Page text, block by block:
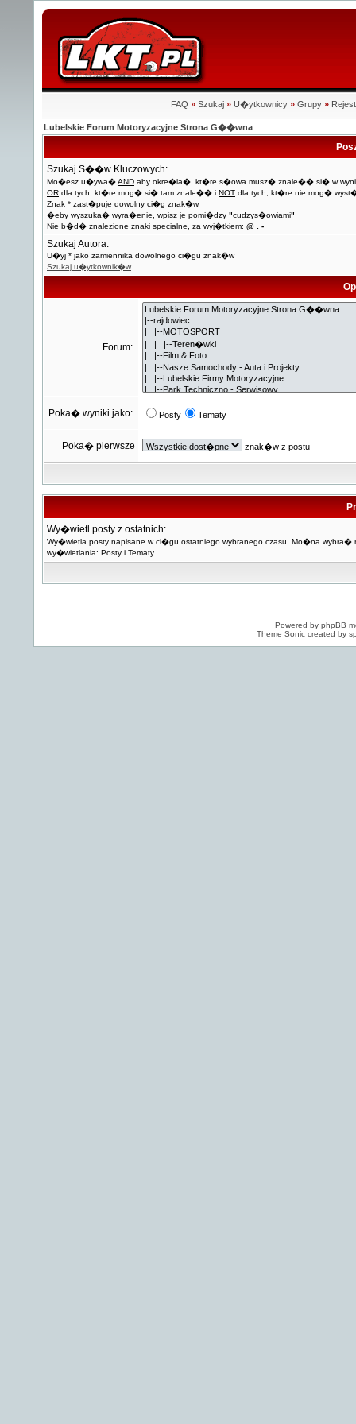
FAQ » Szukaj » U�ytkownicy » Grupy »
Lubelskie Forum Motoryzacyjne Strona G��wna
Szukaj S��w Kluczowych:
Mo�esz u�ywa�AND aby okre�la�, kt�re s�owa musz� znale�� si� w
OR dla tych, kt�re mog� si� tam znale�� i NOT dla tych, kt�re nie mog�
Znak * zast�puje dowolny ci�g znak�w.
�eby wyszuka� wyra�enie, wpisz je pomi�dzy "cudzys�owiami"
Nie b�d� znalezione znaki specialne, za wyj�tkiem: @ . - _
Szukaj Autora:
U�yj * jako zamiennika dowolnego ci�gu znak�w
Szukaj u�ytkownik�w
Forum:
Poka� wyniki jako: Posty Tematy
Poka� pierwsze znak�w z postu
Wy�wietl posty z ostatnich:
Wy�wietla posty napisane w ci�gu ostatniego wybranego czasu. Mo�na wybra�
wy�wietlania: Posty i Tematy
Powered by phpBB
Theme Sonic created by